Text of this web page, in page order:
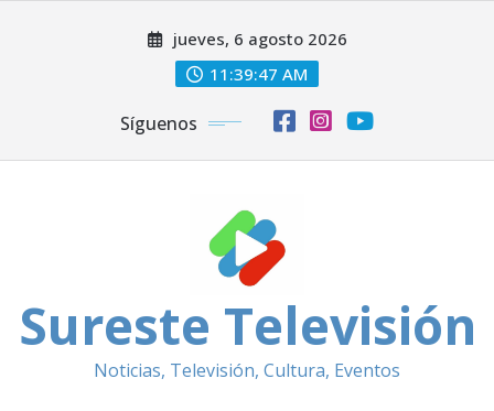
jueves, 6 agosto 2026
11:39:49 AM
Síguenos
Sureste Televisión
Noticias, Televisión, Cultura, Eventos